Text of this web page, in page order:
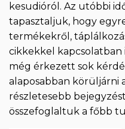
kesudióról. Az utóbbi
tapasztaljuk, hogy
termékekről,
cikkekkel kapcsolatban
még érkezett sok
alaposabban körüljárni
részletesebb
összefoglaltuk a főbb